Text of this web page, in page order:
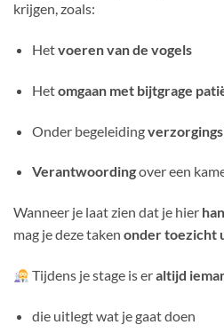
krijgen, zoals:
Hetvoeren van de vogels
Hetomgaan met bijtgrage
Onder begeleiding
Verantwoordingover een
Wanneer je laat zien dat je hier
mag je deze taken onder toezicht
Tijdens je stage is eraltijd
die uitlegt wat je gaat doen